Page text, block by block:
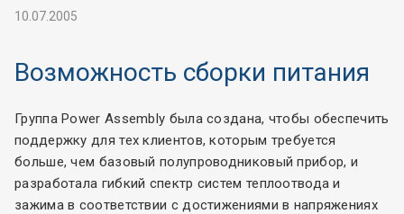
10.07.2005
Возможность сборки питания
Группа Power Assembly была создана, чтобы обеспечить
поддержку для тех клиентов, которым требуется
больше, чем базовый полупроводниковый прибор, и
разработала гибкий спектр систем теплоотвода и
зажима в соответствии с достижениями в напряжениях